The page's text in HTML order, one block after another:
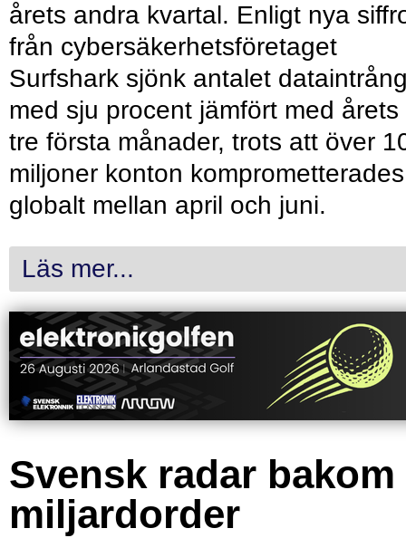
årets andra kvartal. Enligt nya
från cybersäkerhetsföretaget
Surfshark sjönk antalet
med sju procent jämfört med årets
tre första månader, trots att över
miljoner konton komprometterades
globalt mellan april och juni.
Läs mer...
Svensk radar bakom
miljardorder